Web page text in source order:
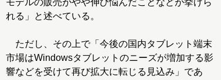
モデルの販売がやや伸び悩んだことなどが挙げら
れる」と述べている。
ただし、その上で「今後の国内タブレット端末
市場はWindowsタブレットのニーズが増加する影
響などを受けて再び拡大に転じる見込み」であ